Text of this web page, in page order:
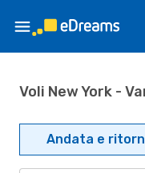
Voli New York -
Andata e